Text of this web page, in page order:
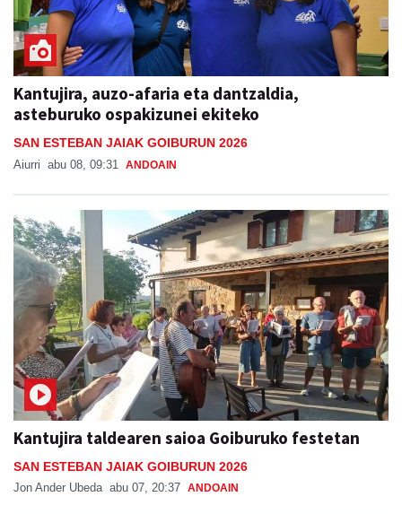
Kantujira, auzo-afaria eta dantzaldia,
asteburuko ospakizunei ekiteko
SAN ESTEBAN JAIAK GOIBURUN 2026
Aiurri abu 08, 09:31 ANDOAIN
Kantujira taldearen saioa Goiburuko festetan
SAN ESTEBAN JAIAK GOIBURUN 2026
Jon Ander Ubeda abu 07, 20:37 ANDOAIN